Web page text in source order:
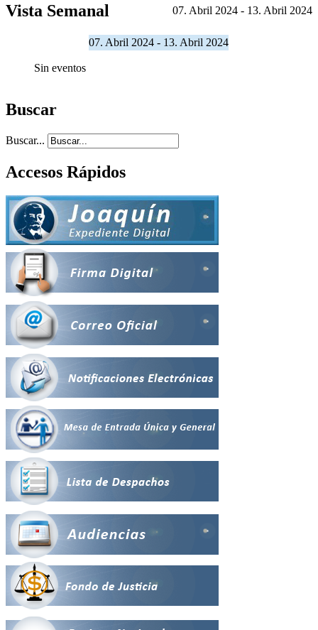
Vista Semanal 07. Abril 2024 - 13. Abril 2024
07. Abril 2024 - 13. Abril 2024
Sin eventos
Buscar
Buscar...
Accesos Rápidos